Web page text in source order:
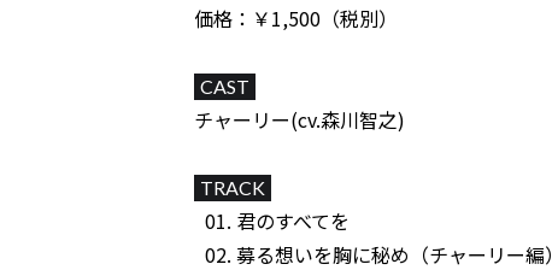
価格：￥1,500（税別）
CAST
チャーリー(cv.森川智之)
TRACK
君のすべてを
募る想いを胸に秘め（チャーリー編